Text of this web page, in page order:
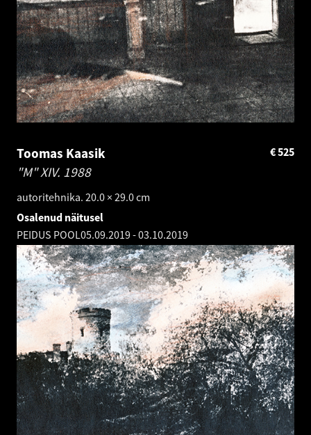
Toomas Kaasik
"M" XIV. 1988
autoritehnika. 20.0 × 29.0 cm
525
€
Osalenud näitusel
PEIDUS POOL05.09.2019-03.10.2019